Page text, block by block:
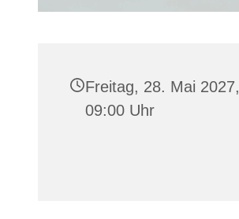
Freitag, 28. Mai 2027,
09:00 Uhr